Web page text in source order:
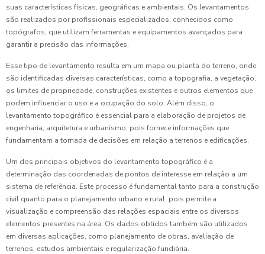
suas características físicas, geográficas e ambientais. Os levantamentos
são realizados por profissionais especializados, conhecidos como
topógrafos, que utilizam ferramentas e equipamentos avançados para
garantir a precisão das informações.
Esse tipo de levantamento resulta em um mapa ou planta do terreno, onde
são identificadas diversas características, como a topografia, a vegetação,
os limites de propriedade, construções existentes e outros elementos que
podem influenciar o uso e a ocupação do solo. Além disso, o
levantamento topográfico é essencial para a elaboração de projetos de
engenharia, arquitetura e urbanismo, pois fornece informações que
fundamentam a tomada de decisões em relação a terrenos e edificações.
Um dos principais objetivos do levantamento topográfico é a
determinação das coordenadas de pontos de interesse em relação a um
sistema de referência. Este processo é fundamental tanto para a construção
civil quanto para o planejamento urbano e rural, pois permite a
visualização e compreensão das relações espaciais entre os diversos
elementos presentes na área. Os dados obtidos também são utilizados
em diversas aplicações, como planejamento de obras, avaliação de
terrenos, estudos ambientais e regularização fundiária.